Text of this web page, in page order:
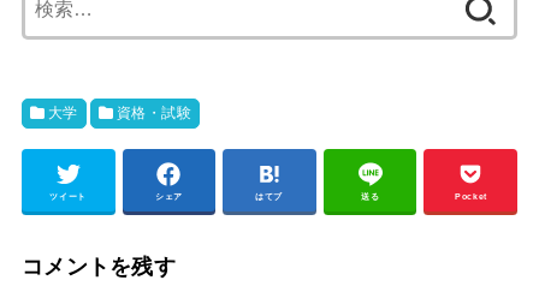
索:
大学 資格・試験
ツイート シェア はてブ 送る Pocket
コメントを残す